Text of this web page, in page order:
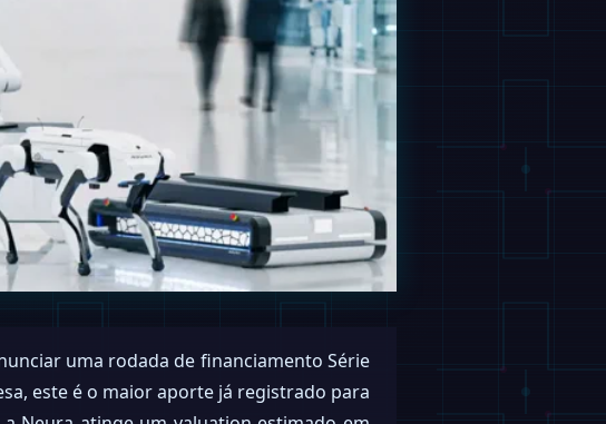
uma rodada de financiamento Série
este é o maior aporte já registrado para